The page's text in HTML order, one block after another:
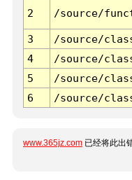
2 /source/
3 /source/
4
/source/
5
/source/
6
/source/
www.365jz.com 已经将此出